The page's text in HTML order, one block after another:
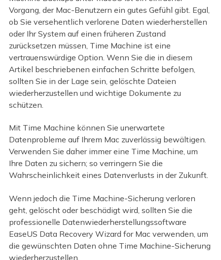
Vorgang, der Mac-Benutzern ein gutes Gefühl gibt. Egal,
ob Sie versehentlich verlorene Daten wiederherstellen
oder Ihr System auf einen früheren Zustand
zurücksetzen müssen, Time Machine ist eine
vertrauenswürdige Option. Wenn Sie die in diesem
Artikel beschriebenen einfachen Schritte befolgen,
sollten Sie in der Lage sein, gelöschte Dateien
wiederherzustellen und wichtige Dokumente zu
schützen.
Mit Time Machine können Sie unerwartete
Datenprobleme auf Ihrem Mac zuverlässig bewältigen.
Verwenden Sie daher immer eine Time Machine, um
Ihre Daten zu sichern; so verringern Sie die
Wahrscheinlichkeit eines Datenverlusts in der Zukunft.
Wenn jedoch die Time Machine-Sicherung verloren
geht, gelöscht oder beschädigt wird, sollten Sie die
professionelle Datenwiederherstellungssoftware
EaseUS Data Recovery Wizard for Mac verwenden, um
die gewünschten Daten ohne Time Machine-Sicherung
wiederherzustellen.